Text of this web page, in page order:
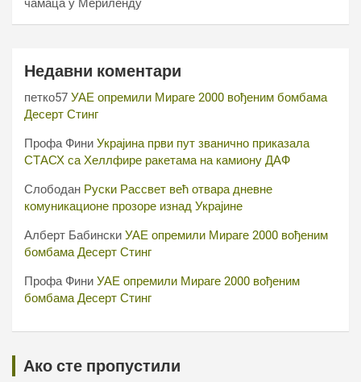
чамаца у Мериленду
Недавни коментари
петко57 УАЕ опремили Мираге 2000 вођеним бомбама
Десерт Стинг
Профа Фини Украјина први пут званично приказала
СТАСХ са Хеллфире ракетама на камиону ДАФ
Слободан Руски Рассвет већ отвара дневне
комуникационе прозоре изнад Украјине
Алберт Бабински УАЕ опремили Мираге 2000 вођеним
бомбама Десерт Стинг
Профа Фини УАЕ опремили Мираге 2000 вођеним
бомбама Десерт Стинг
Ако сте пропустили